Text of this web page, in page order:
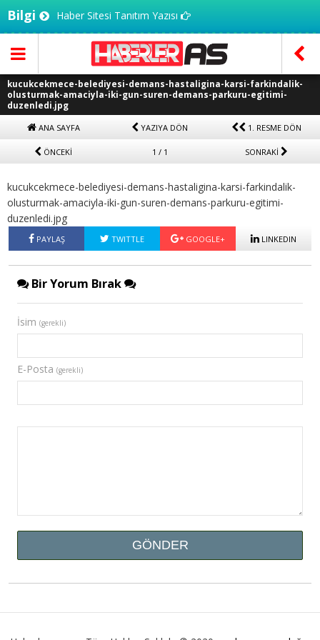
Bilgi Haber Sitesi Tanıtım Yazısı
kucukcekmece-belediyesi-demans-hastaligina-karsi-farkindalik-
olusturmak-amaciyla-iki-gun-suren-demans-parkuru-egitimi-
duzenledi.jpg
ANA SAYFA YAZIYA DÖN 1. RESME DÖN
ÖNCEKİ 1 / 1 SONRAKİ
kucukcekmece-belediyesi-demans-hastaligina-karsi-farkindalik-
olusturmak-amaciyla-iki-gun-suren-demans-parkuru-egitimi-
duzenledi.jpg
PAYLAŞ TWITTLE GOOGLE+ LINKEDIN
Bir Yorum Bırak
İsim (gerekli)
E-Posta (gerekli)